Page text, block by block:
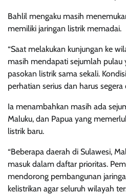
Bahlil mengaku masih
memiliki jaringan listrik memadai.
“Saat melakukan kunjungan ke
masih mendapati sejumlah
pasokan listrik sama sekali.
perhatian serius dan harus segera
Ia menambahkan masih ada
Maluku, dan Papua yang
listrik baru.
“Beberapa daerah di Sulawesi,
masuk dalam daftar prioritas.
mendorong pembangunan
kelistrikan agar seluruh wilayah